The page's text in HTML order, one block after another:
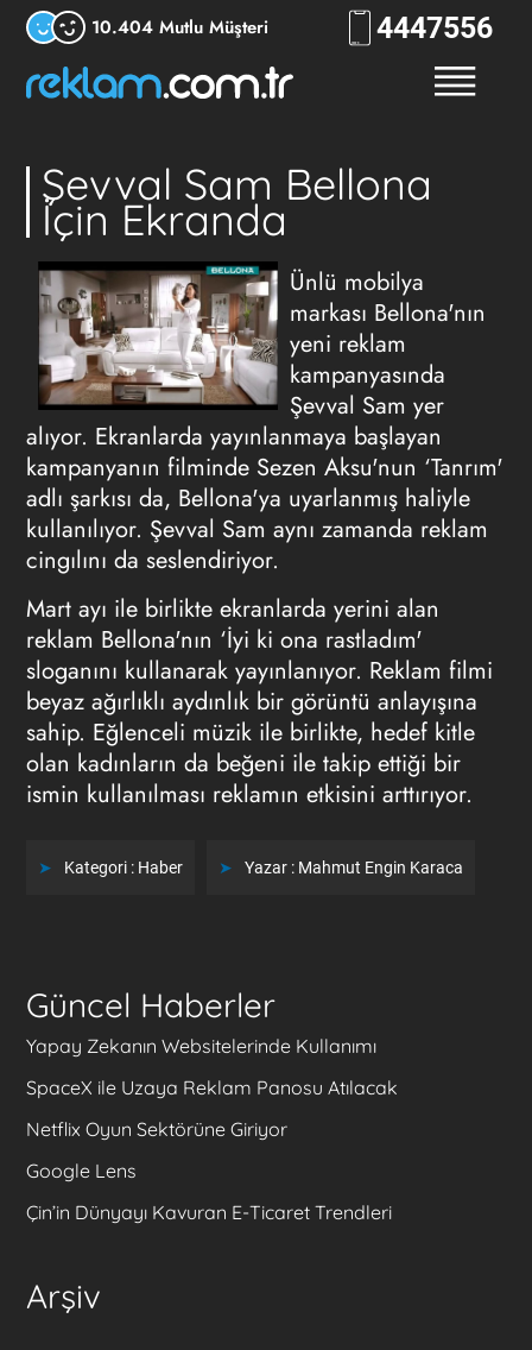
10.404 Mutlu Müşteri 444RKLM
Şevval Sam Bellona
İçin Ekranda
Ünlü mobilya
markası Bellona'nın
yeni reklam
kampanyasında
Şevval Sam yer
alıyor. Ekranlarda yayınlanmaya başlayan
kampanyanın filminde Sezen Aksu'nun ‘Tanrım'
adlı şarkısı da, Bellona'ya uyarlanmış haliyle
kullanılıyor. Şevval Sam aynı zamanda reklam
cingılını da seslendiriyor.
Mart ayı ile birlikte ekranlarda yerini alan
reklam Bellona'nın ‘İyi ki ona rastladım'
sloganını kullanarak yayınlanıyor. Reklam filmi
beyaz ağırlıklı aydınlık bir görüntü anlayışına
sahip. Eğlenceli müzik ile birlikte, hedef kitle
olan kadınların da beğeni ile takip ettiği bir
ismin kullanılması reklamın etkisini arttırıyor.
Kategori : Haber Yazar : Mahmut Engin Karaca
Güncel Haberler
Yapay Zekanın Websitelerinde Kullanımı
SpaceX ile Uzaya Reklam Panosu Atılacak
Netflix Oyun Sektörüne Giriyor
Google Lens
Çin’in Dünyayı Kavuran E-Ticaret Trendleri
Arşiv